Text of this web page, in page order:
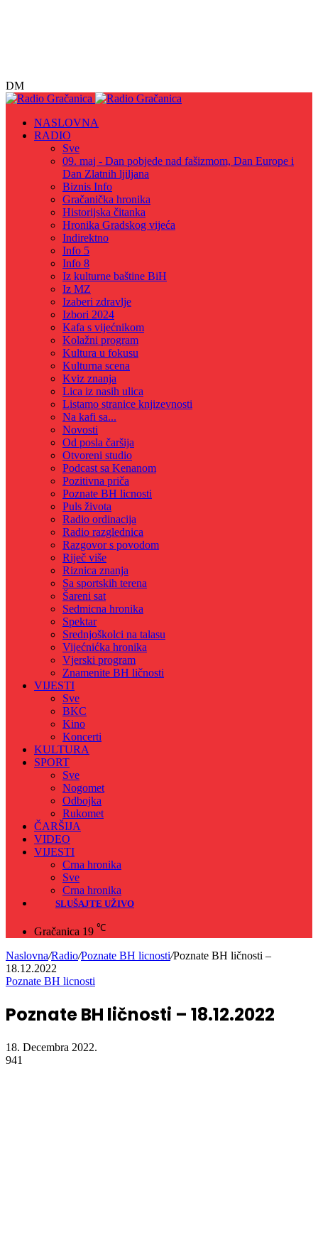
DM
NASLOVNA
RADIO
Sve
09. maj - Dan pobjede nad fašizmom, Dan Europe i
Dan Zlatnih ljiljana
Biznis Info
Gračanička hronika
Historijska čitanka
Hronika Gradskog vijeća
Indirektno
Info 5
Info 8
Iz kulturne baštine BiH
Iz MZ
Izaberi zdravlje
Izbori 2024
Kafa s vijećnikom
Kolažni program
Kultura u fokusu
Kulturna scena
Kviz znanja
Lica iz nasih ulica
Listamo stranice knjizevnosti
Na kafi sa...
Novosti
Od posla čaršija
Otvoreni studio
Podcast sa Kenanom
Pozitivna priča
Poznate BH licnosti
Puls života
Radio ordinacija
Radio razglednica
Razgovor s povodom
Riječ više
Riznica znanja
Sa sportskih terena
Šareni sat
Sedmicna hronika
Spektar
Srednjoškolci na talasu
Vijećnićka hronika
Vjerski program
Znamenite BH ličnosti
VIJESTI
Sve
BKC
Kino
Koncerti
KULTURA
SPORT
Sve
Nogomet
Odbojka
Rukomet
ČARŠIJA
VIDEO
VIJESTI
Crna hronika
Sve
Crna hronika
SLUŠAJTE UŽIVO
Gračanica 19 ℃
Naslovna/Radio/Poznate BH licnosti/Poznate BH ličnosti –
18.12.2022
Poznate BH licnosti
Poznate BH ličnosti – 18.12.2022
18. Decembra 2022.
941